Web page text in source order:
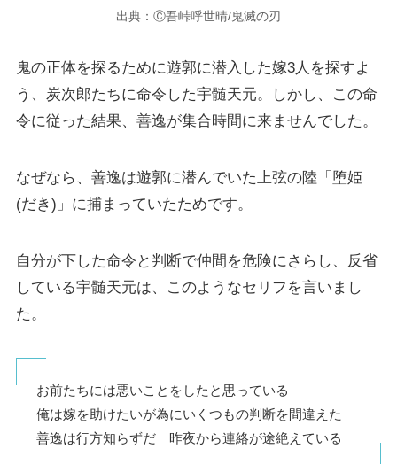
出典：Ⓒ吾峠呼世晴/鬼滅の刃
鬼の正体を探るために遊郭に潜入した嫁3人を探すよ
う、炭次郎たちに命令した宇髄天元。しかし、この命
令に従った結果、善逸が集合時間に来ませんでした。
なぜなら、善逸は遊郭に潜んでいた上弦の陸「堕姫
(だき)」に捕まっていたためです。
自分が下した命令と判断で仲間を危険にさらし、反省
している宇髄天元は、このようなセリフを言いまし
た。
お前たちには悪いことをしたと思っている
俺は嫁を助けたいが為にいくつもの判断を間違えた
善逸は行方知らずだ 昨夜から連絡が途絶えている